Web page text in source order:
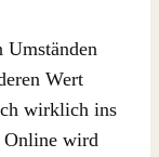
Umständen
Wert
wirklich ins
Online wird